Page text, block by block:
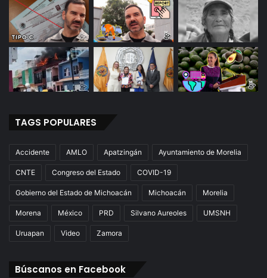
TAGS POPULARES
Accidente AMLO Apatzingán Ayuntamiento de Morelia
CNTE Congreso del Estado COVID-19
Gobierno del Estado de Michoacán Michoacán Morelia
Morena México PRD Silvano Aureoles UMSNH
Uruapan Video Zamora
Búscanos en Facebook